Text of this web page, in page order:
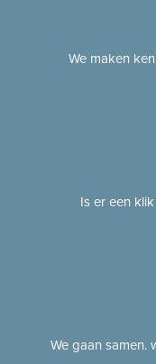
We maken
Is er een
We gaan samen.